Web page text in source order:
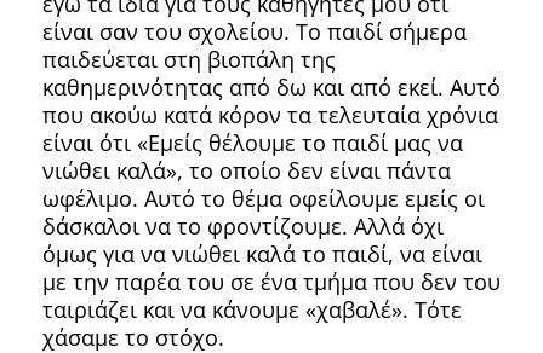
είναι σαν του σχολείου. Το παιδί σήμερα
παιδεύεται στη βιοπάλη της
καθημερινότητας από δω και από εκεί. Αυτό
που ακούω κατά κόρον τα τελευταία χρόνια
είναι ότι «Εμείς θέλουμε το παιδί μας να
νιώθει καλά», το οποίο δεν είναι πάντα
ωφέλιμο. Αυτό το θέμα οφείλουμε εμείς οι
δάσκαλοι να το φροντίζουμε. Αλλά όχι
όμως για να νιώθει καλά το παιδί, να είναι
με την παρέα του σε ένα τμήμα που δεν του
ταιριάζει και να κάνουμε «χαβαλέ». Τότε
χάσαμε το στόχο.